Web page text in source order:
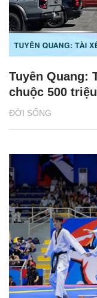
ĐỜI SỐNG
Tuyên Quang:
chuộc 500